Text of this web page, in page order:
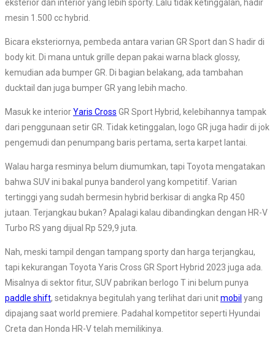
eksterior dan interior yang lebih sporty. Lalu tidak ketinggalan, hadir
mesin 1.500 cc hybrid.
Bicara eksteriornya, pembeda antara varian GR Sport dan S hadir di
body kit. Di mana untuk grille depan pakai warna black glossy,
kemudian ada bumper GR. Di bagian belakang, ada tambahan
ducktail dan juga bumper GR yang lebih macho.
Masuk ke interiorYaris Cross GR Sport Hybrid, kelebihannya tampak
dari penggunaan setir GR. Tidak ketinggalan, logo GR juga hadir di jok
pengemudi dan penumpang baris pertama, serta karpet lantai.
Walau harga resminya belum diumumkan, tapi Toyota mengatakan
bahwa SUV ini bakal punya banderol yang kompetitif. Varian
tertinggi yang sudah bermesin hybrid berkisar di angka Rp 450
jutaan. Terjangkau bukan? Apalagi kalau dibandingkan dengan HR-V
Turbo RS yang dijual Rp 529,9 juta.
Nah, meski tampil dengan tampang sporty dan harga terjangkau,
tapi kekurangan Toyota Yaris Cross GR Sport Hybrid 2023 juga ada.
Misalnya di sektor fitur, SUV pabrikan berlogo T ini belum punya
paddle shift, setidaknya begitulah yang terlihat dari unitmobil yang
dipajang saat world premiere. Padahal kompetitor seperti Hyundai
Creta dan Honda HR-V telah memilikinya.